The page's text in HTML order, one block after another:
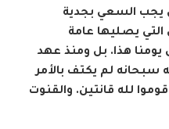
يجب السعي بجدية
يصليها عامة
يومنا هذا. بل ومنذ عهد
سبحانه لم يكتف بالأمر
لله قانتين. والقنوت